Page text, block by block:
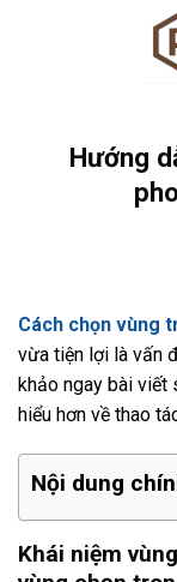
Hướng
Cách chọn vùng
vừa tiện lợi là vấn
khảo ngay bài viết
hiểu hơn về thao
Nội dung
Khái niệm